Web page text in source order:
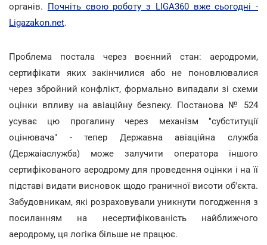
органів. Почніть свою роботу з LIGA360 вже сьогодні -
Ligazakon.net.
Проблема постала через воєнний стан: аеродроми,
сертифікати яких закінчилися або не поновлювалися
через збройний конфлікт, формально випадали зі схеми
оцінки впливу на авіаційну безпеку. Постанова № 524
усуває цю прогалину через механізм "субституції
оцінювача" - тепер Державна авіаційна служба
(Держаіаслужба) може залучити оператора іншого
сертифікованого аеродрому для проведення оцінки і на її
підставі видати висновок щодо граничної висоти об'єкта.
Забудовникам, які розраховували уникнути погодження з
посиланням на несертифікованість найближчого
аеродрому, ця логіка більше не працює.